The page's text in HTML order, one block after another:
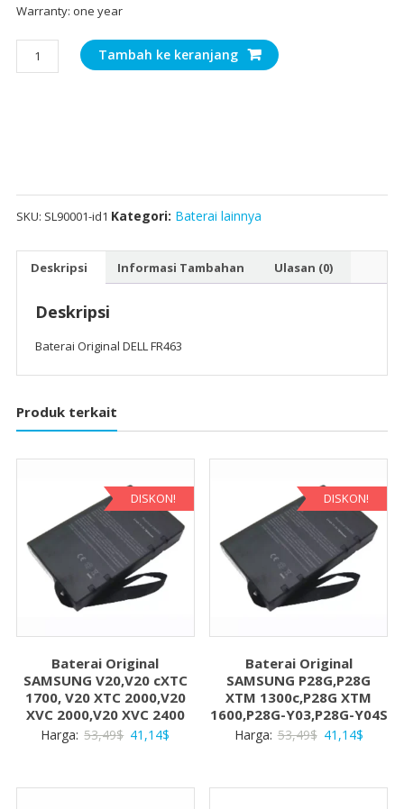
Warranty: one year
Kuantitas
Baterai
Tambah ke keranjang
SKU: SL90001-id1 Kategori: Baterai lainnya
Deskripsi Informasi Tambahan Ulasan (0)
Deskripsi
Baterai Original DELL FR463
Produk terkait
DISKON!
Baterai Original
SAMSUNG V20,V20 cXTC
1700, V20 XTC 2000,V20
XVC 2000,V20 XVC 2400
Harga: 53,49$ Harga
41,14$
DISKON!
Baterai Original
SAMSUNG P28G,P28G
XTM 1300c,P28G XTM
1600,P28G-Y03,P28G-Y04S
Harga: 53,49$ Harga
41,14$Harga